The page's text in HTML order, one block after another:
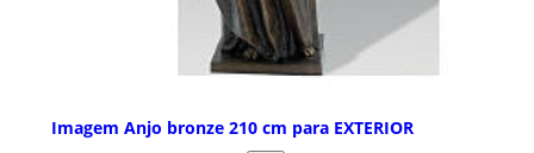
Imagem Anjo bronze 210 cm para EXTERIOR